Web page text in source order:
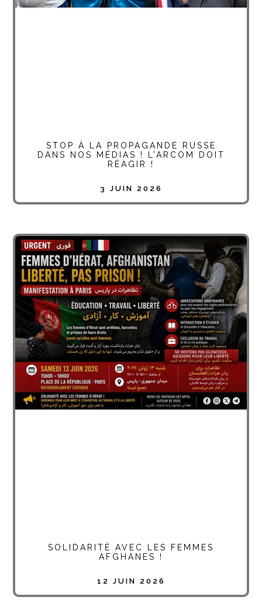
STOP À LA PROPAGANDE RUSSE
DANS NOS MÉDIAS ! L’ARCOM DOIT
RÉAGIR !
3 JUIN 2026
SOLIDARITÉ AVEC LES FEMMES
AFGHANES !
12 JUIN 2026